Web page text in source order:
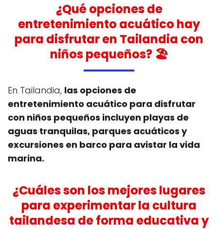
¿Qué opciones de
entretenimiento acuático hay
para disfrutar en Tailandia con
niños pequeños? 🏖️
En Tailandia, las opciones de
entretenimiento acuático para disfrutar
con niños pequeños incluyen playas de
aguas tranquilas, parques acuáticos y
excursiones en barco para avistar la vida
marina.
¿Cuáles son los mejores lugares
para experimentar la cultura
tailandesa de forma educativa y